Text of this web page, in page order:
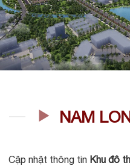
NAM
Cập nhật thông tin Khu đô